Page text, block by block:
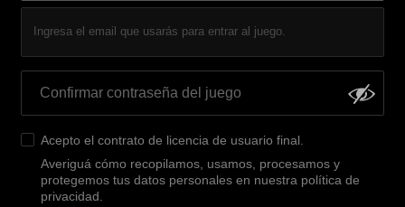
Ingresa el email que usarás para entrar al juego.
Acepto el contrato de licencia de usuario final
Averiguá cómo recopilamos, usamos, procesamos y
protegemos tus datos personales en nuestra política de
privacidad